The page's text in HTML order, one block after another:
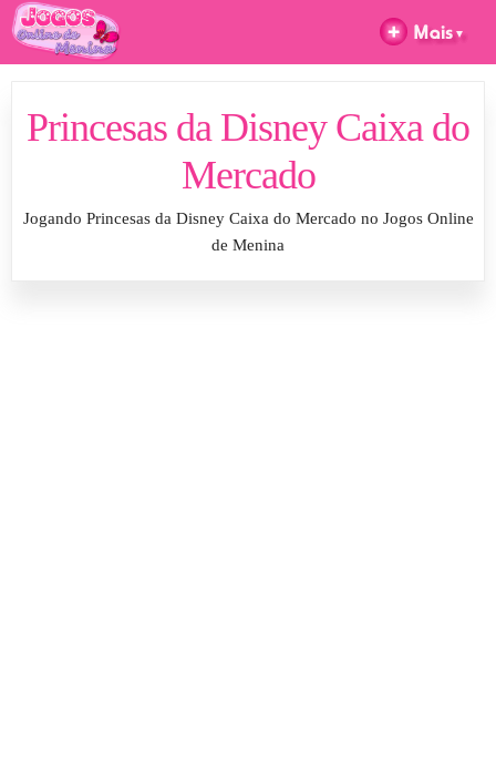
Princesas da Disney Caixa do
Mercado
Jogando Princesas da Disney Caixa do Mercado no Jogos Online
de Menina